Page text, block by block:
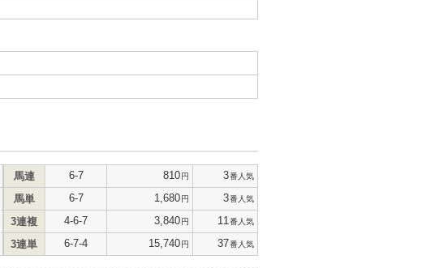
馬連 6-7 810円 3番人気
馬単 6-7 1,680円 3番人気
3連複 4-6-7 3,840円 11 番人気
3連単 6-7-4 15,740円 37番人気